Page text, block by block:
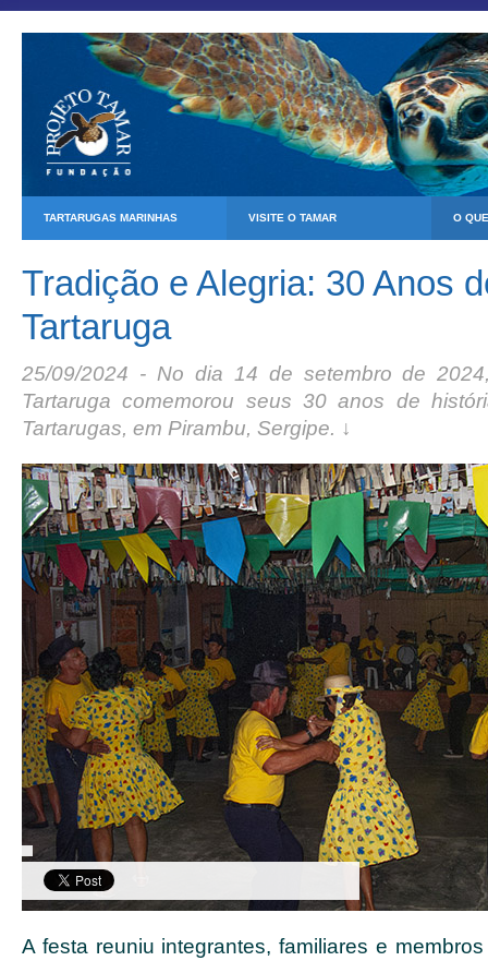
TARTARUGAS MARINHAS VISITE O TAMAR O
Tradição e Alegria: 30 Anos
Tartaruga
25/09/2024 - No dia 14 de setembro de
Tartaruga comemorou seus 30 anos de
Tartarugas, em Pirambu, Sergipe. ↓
A festa reuniu integrantes, familiares e